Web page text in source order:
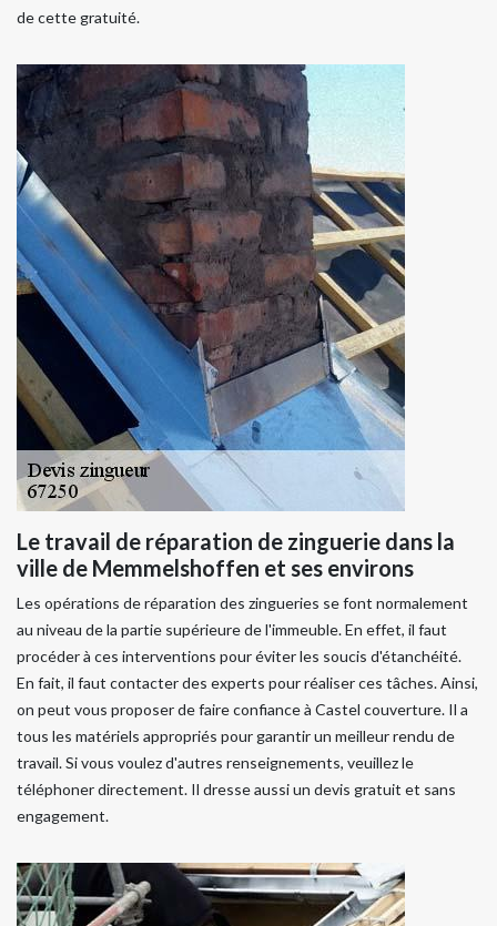
de cette gratuité.
Le travail de réparation de zinguerie dans la
ville de Memmelshoffen et ses environs
Les opérations de réparation des zingueries se font normalement
au niveau de la partie supérieure de l'immeuble. En effet, il faut
procéder à ces interventions pour éviter les soucis d'étanchéité.
En fait, il faut contacter des experts pour réaliser ces tâches. Ainsi,
on peut vous proposer de faire confiance à Castel couverture. Il a
tous les matériels appropriés pour garantir un meilleur rendu de
travail. Si vous voulez d'autres renseignements, veuillez le
téléphoner directement. Il dresse aussi un devis gratuit et sans
engagement.